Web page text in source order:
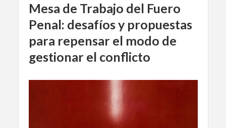
Mesa de Trabajo del Fuero
Penal: desafíos y propuestas
para repensar el modo de
gestionar el conflicto